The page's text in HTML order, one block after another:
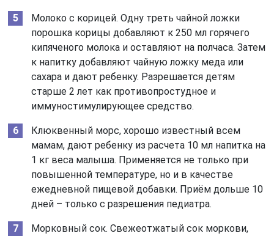
Молоко с корицей. Одну треть чайной ложки
порошка корицы добавляют к 250 мл горячего
кипяченого молока и оставляют на полчаса. Затем
к напитку добавляют чайную ложку меда или
сахара и дают ребенку. Разрешается детям
старше 2 лет как противопростудное и
иммуностимулирующее средство.
Клюквенный морс, хорошо известный всем
мамам, дают ребенку из расчета 10 мл напитка на
1 кг веса малыша. Применяется не только при
повышенной температуре, но и в качестве
ежедневной пищевой добавки. Приём дольше 10
дней – только с разрешения педиатра.
Морковный сок. Свежеотжатый сок моркови,